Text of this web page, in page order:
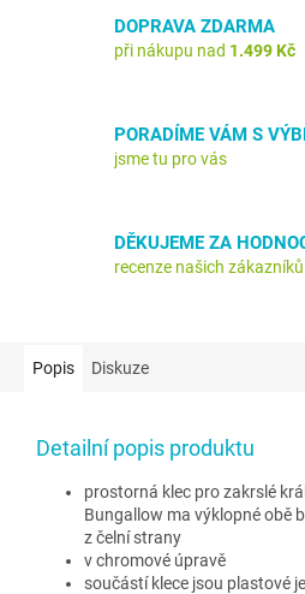
DOPRAVA ZDARMA
při nákupu nad 1.499 Kč
PORADÍME VÁM S
jsme tu pro vás
DĚKUJEME ZA
recenze našich zákazníků
Popis Diskuze
Detailní popis produktu
prostorná klec pro zakrslé
Bungallow ma výklopné obě
z čelní strany
v chromové úpravě
součástí klece jsou plastové